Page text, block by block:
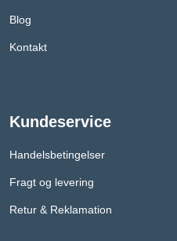
Blog
Kontakt
Kundeservice
Handelsbetingelser
Fragt og levering
Retur & Reklamation